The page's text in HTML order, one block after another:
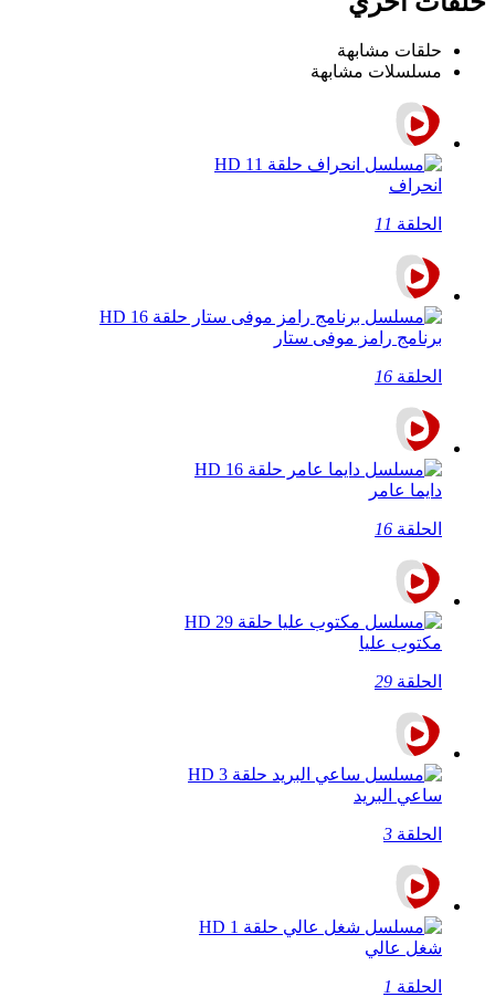
حلقات مشابهة
مسلسلات مشابهة
انحراف
الحلقة 11
برنامج رامز موفى ستار
الحلقة 16
دايما عامر
الحلقة 16
مكتوب عليا
الحلقة 29
ساعي البريد
الحلقة 3
شغل عالي
الحلقة 1